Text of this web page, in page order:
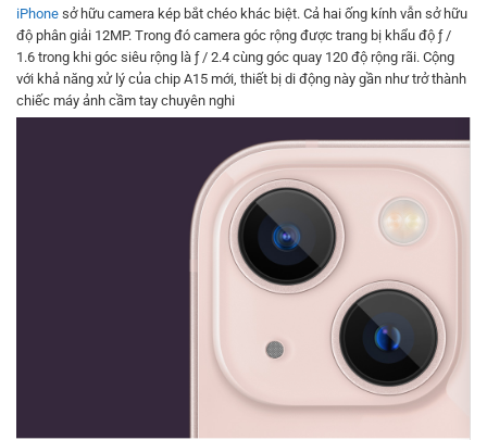
iPhone sở hữu camera kép bắt chéo khác biệt. Cả hai ống kính vẫn sở hữu
độ phân giải 12MP. Trong đó camera góc rộng được trang bị khẩu độ ƒ /
1.6 trong khi góc siêu rộng là ƒ / 2.4 cùng góc quay 120 độ rộng rãi. Cộng
với khả năng xử lý của chip A15 mới, thiết bị di động này gần như trở thành
chiếc máy ảnh cầm tay chuyên nghi